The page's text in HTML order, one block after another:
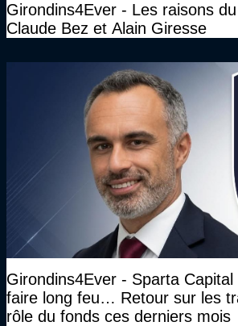
Girondins4Ever - Les raisons
Claude Bez et Alain Giresse
Girondins4Ever - Sparta
faire long feu… Retour sur les
rôle du fonds ces derniers mois